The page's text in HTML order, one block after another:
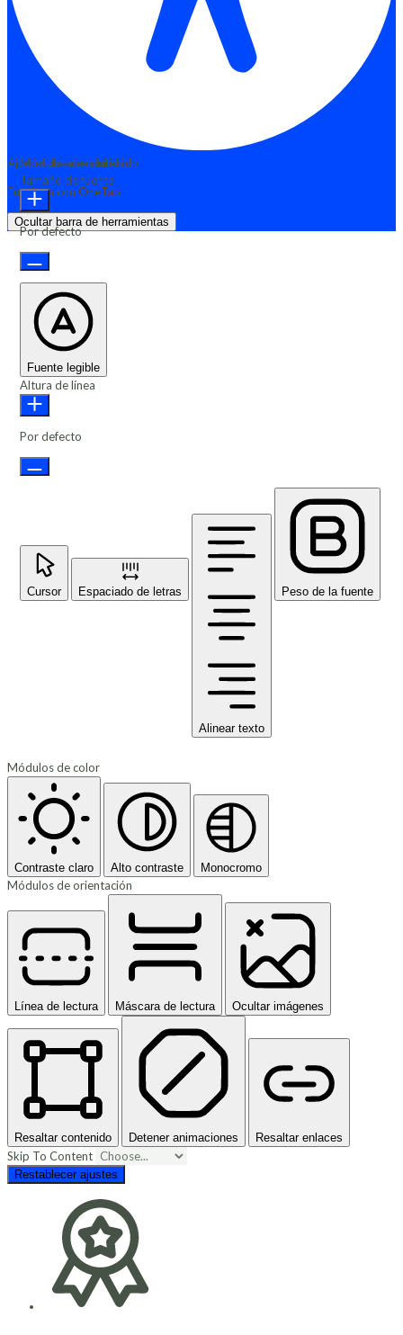
Ajustes de accesibilidad
Funciona con OneTap
Ocultar barra de herramientas
Módulos de contenido
Tamaño de fuente
Por defecto
Fuente legible
Altura de línea
Por defecto
Cursor Espaciado de letras
Alinear texto
Peso de la fuente
Módulos de color
Contraste claro Alto contraste Monocromo
Módulos de orientación
Línea de lectura Máscara de lectura Ocultar imágenes
Resaltar contenido Detener animaciones Resaltar enlaces
Skip To Content
Restablecer ajustes